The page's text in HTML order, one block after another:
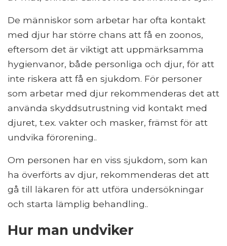
De människor som arbetar har ofta kontakt
med djur har större chans att få en zoonos,
eftersom det är viktigt att uppmärksamma
hygienvanor, både personliga och djur, för att
inte riskera att få en sjukdom. För personer
som arbetar med djur rekommenderas det att
använda skyddsutrustning vid kontakt med
djuret, t.ex. vakter och masker, främst för att
undvika förorening..
Om personen har en viss sjukdom, som kan
ha överförts av djur, rekommenderas det att
gå till läkaren för att utföra undersökningar
och starta lämplig behandling..
Hur man undviker